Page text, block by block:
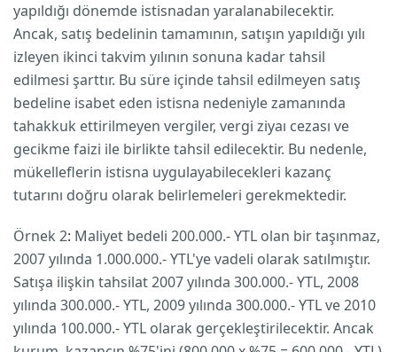
yapıldığı dönemde istisnadan yaralanabilecektir.
Ancak, satış bedelinin tamamının, satışın yapıldığı yılı
izleyen ikinci takvim yılının sonuna kadar tahsil
edilmesi şarttır. Bu süre içinde tahsil edilmeyen satış
bedeline isabet eden istisna nedeniyle zamanında
tahakkuk ettirilmeyen vergiler, vergi ziyaı cezası ve
gecikme faizi ile birlikte tahsil edilecektir. Bu nedenle,
mükelleflerin istisna uygulayabilecekleri kazanç
tutarını doğru olarak belirlemeleri gerekmektedir.
Örnek 2: Maliyet bedeli 200.000.- YTL olan bir taşınmaz,
2007 yılında 1.000.000.- YTL'ye vadeli olarak satılmıştır.
Satışa ilişkin tahsilat 2007 yılında 300.000.- YTL, 2008
yılında 300.000.- YTL, 2009 yılında 300.000.- YTL ve 2010
yılında 100.000.- YTL olarak gerçekleştirilecektir. Ancak